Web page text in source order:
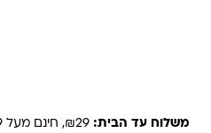
משלוח עד הבית: